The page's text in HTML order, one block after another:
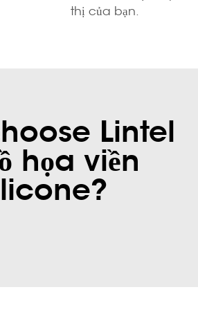
thị của bạn.
Lintel
họa viền